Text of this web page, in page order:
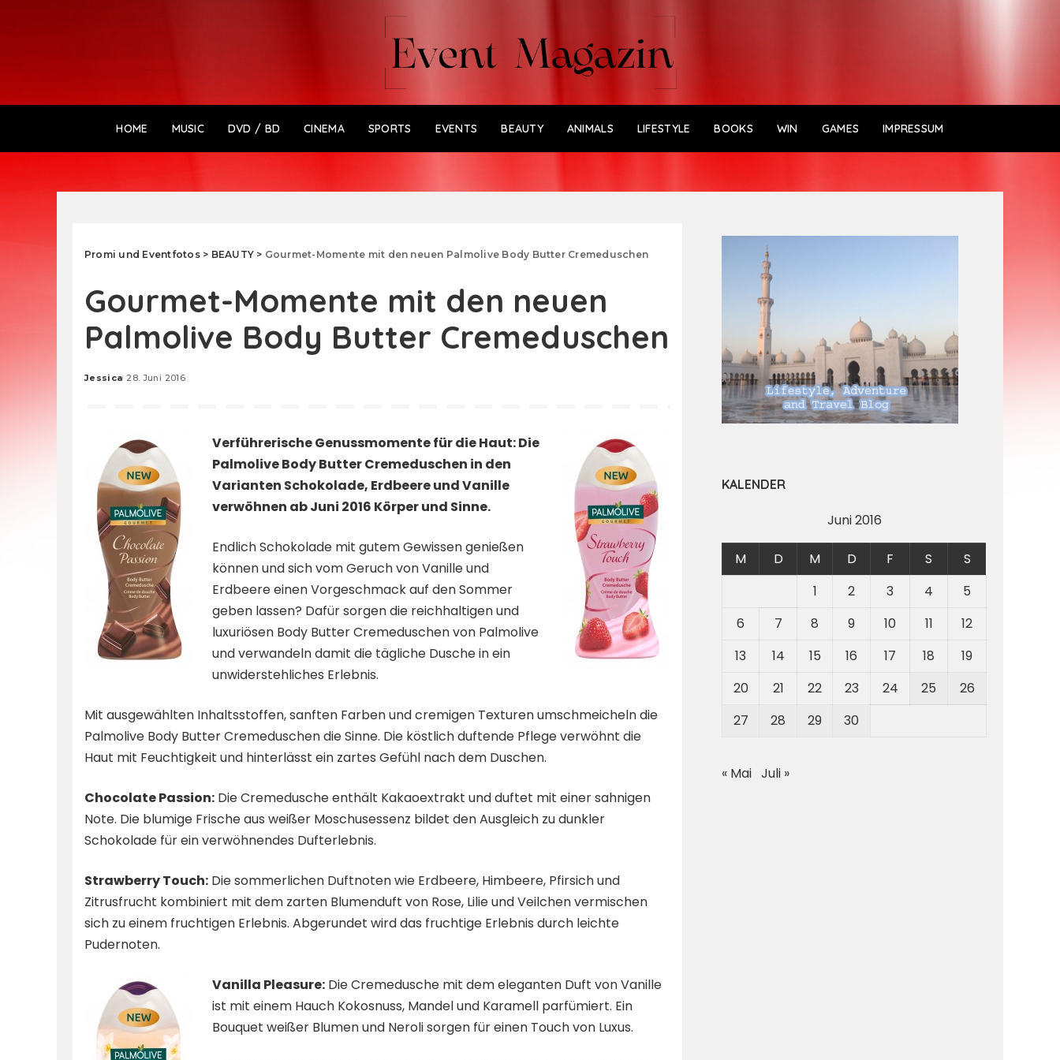
HOME MUSIC DVD / BD CINEMA SPORTS EVENTS BEAUTY ANIMALS LIFESTYLE BOOKS WIN GAMES IMPRESSUM
Promi und Eventfotos> BEAUTY > Gourmet-Momente mit den neuen Palmolive Body Butter Cremeduschen
Gourmet-Momente mit den neuen
Palmolive Body Butter Cremeduschen
Posted
Jessica 28. Juni 2016
Verführerische Genussmomente für die Haut: Die
Palmolive Body Butter Cremeduschen in den
Varianten Schokolade, Erdbeere und Vanille
verwöhnen ab Juni 2016 Körper und Sinne.
Endlich Schokolade mit gutem Gewissen genießen
können und sich vom Geruch von Vanille und
Erdbeere einen Vorgeschmack auf den Sommer
geben lassen? Dafür sorgen die reichhaltigen und
luxuriösen Body Butter Cremeduschen von Palmolive
und verwandeln damit die tägliche Dusche in ein
unwiderstehliches Erlebnis.
Mit ausgewählten Inhaltsstoffen, sanften Farben und cremigen Texturen umschmeicheln die
Palmolive Body Butter Cremeduschen die Sinne. Die köstlich duftende Pflege verwöhnt die
Haut mit Feuchtigkeit und hinterlässt ein zartes Gefühl nach dem Duschen.
Chocolate Passion: Die Cremedusche enthält Kakaoextrakt und duftet mit einer sahnigen
Note. Die blumige Frische aus weißer Moschusessenz bildet den Ausgleich zu dunkler
Schokolade für ein verwöhnendes Dufterlebnis.
Strawberry Touch: Die sommerlichen Duftnoten wie Erdbeere, Himbeere, Pfirsich und
Zitrusfrucht kombiniert mit dem zarten Blumenduft von Rose, Lilie und Veilchen vermischen
sich zu einem fruchtigen Erlebnis. Abgerundet wird das fruchtige Erlebnis durch leichte
Pudernoten.
Vanilla Pleasure: Die Cremedusche mit dem eleganten Duft von Vanille
ist mit einem Hauch Kokosnuss, Mandel und Karamell parfümiert. Ein
Bouquet weißer Blumen und Neroli sorgen für einen Touch von Luxus.
KALENDER
Juni 2016
M D M D F S
S
1
2 3 4
5
6
7 8 9 10 11
12
13
14 15 16 17 18
19
20
21 22 23 24 25
26
27
28 29 30
« Mai Juli »